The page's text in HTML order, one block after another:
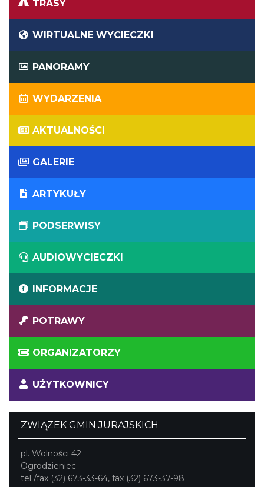
TRASY
WIRTUALNE WYCIECZKI
PANORAMY
WYDARZENIA
AKTUALNOŚCI
GALERIE
ARTYKUŁY
PODSERWISY
AUDIOWYCIECZKI
INFORMACJE
POTRAWY
ORGANIZATORZY
UŻYTKOWNICY
ZWIĄZEK GMIN JURAJSKICH
pl. Wolności 42
Ogrodzieniec
tel./fax (32) 673-33-64, fax (32) 673-37-98